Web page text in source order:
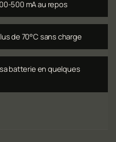
500 mA au repos
de 70°C sans charge
batterie en quelques